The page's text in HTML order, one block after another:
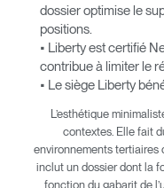
dossier optimise le
positions.
• Liberty est certifié
contribue à limiter le
• Le siège Liberty
L’esthétique
contextes. Elle fait
environnements tertiaires
inclut un dossier dont la
fonction du gabarit de